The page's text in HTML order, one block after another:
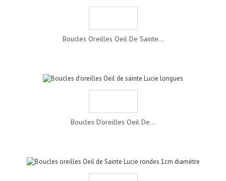
Boucles Oreilles Oeil De Sainte...
Boucles D'oreilles Oeil De...